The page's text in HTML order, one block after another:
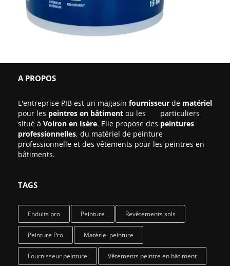
A PROPOS
L'entreprise PIB est un magasin fournisseur de matériel
pour les peintres en bâtiment ou les particuliers
situé à Voiron en Isère. Elle propose des peintures
professionnelles, du matériel de peinture
professionnelle et des vêtements pour les peintres en
bâtiments.
TAGS
Enduits pro Peinture Revêtements sols
Peinture Pro Matériel peinture
Fournisseur peinture Vêtements peintre en bâtiment